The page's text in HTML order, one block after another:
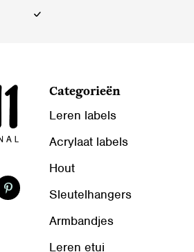
Categorieën
Leren labels
Acrylaat labels
Hout
Sleutelhangers
Armbandjes
Leren etui